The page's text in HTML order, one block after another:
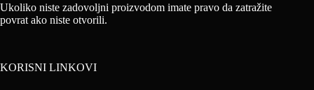
Ukoliko niste zadovoljni proizvodom imate pravo da zatražite
povrat ako niste otvorili.
KORISNI LINKOVI